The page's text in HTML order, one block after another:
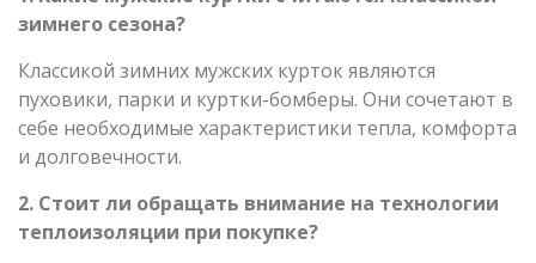
зимнего сезона?
Классикой зимних мужских курток являются
пуховики, парки и куртки-бомберы. Они сочетают в
себе необходимые характеристики тепла, комфорта
и долговечности.
2. Стоит ли обращать внимание на технологии
теплоизоляции при покупке?